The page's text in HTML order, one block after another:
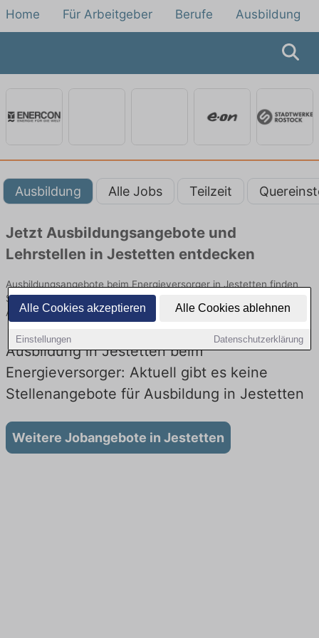
Alle Cookies akzeptieren Alle Cookies ablehnen
Einstellungen Datenschutzerklärung
Home Für Arbeitgeber Berufe Ausbildung
Ausbildung Alle Jobs Teilzeit
Jetzt Ausbildungsangebote und
Lehrstellen in Jestetten entdecken
Ausbildungsangebote beim Energieversorger in Jestetten finden
Sie von namhaften Firmen. Entdecken Sie freie Optionen von Top-
Arbeitgebern und bewerben Sie sich noch heute.
Ausbildung in Jestetten beim
Energieversorger: Aktuell gibt es keine
Stellenangebote für Ausbildung in Jestetten
Weitere Jobangebote in Jestetten